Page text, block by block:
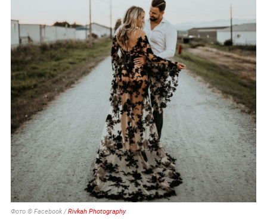
Фото © Facebook /Rivkah Photography